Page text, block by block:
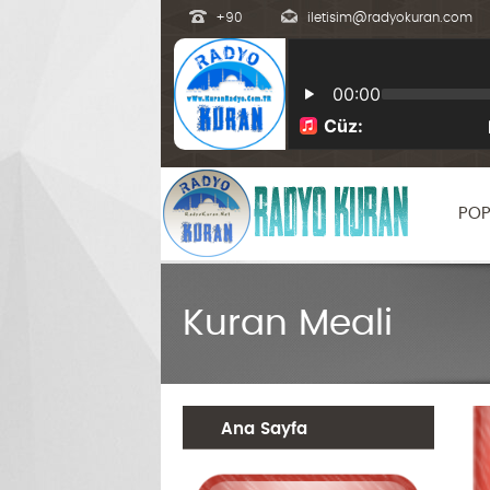
+90 iletisim@radyokuran.com
Kuran Meali
Ana Sayfa